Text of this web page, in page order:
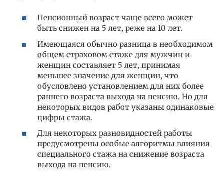
Пенсионный возраст чаще всего может
быть снижен на 5 лет, реже на 10 лет.
Имеющаяся обычно разница в необходимом
общем страховом стаже для мужчин и
женщин составляет 5 лет, принимая
меньшее значение для женщин, что
обусловлено установлением для них более
раннего возраста выхода на пенсию. Но для
некоторых видов работ указаны одинаковые
цифры стажа.
Для некоторых разновидностей работы
предусмотрены особые алгоритмы влияния
специального стажа на снижение возраста
выхода на пенсию.